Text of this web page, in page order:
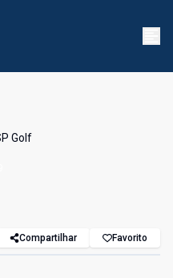
Golf
Compartilhar Favorito